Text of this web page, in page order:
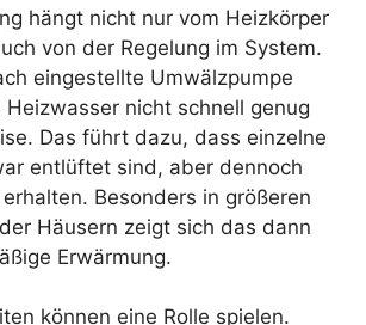
hängt nicht nur vom Heizkörper
von der Regelung im System.
eingestellte Umwälzpumpe
nicht schnell genug
Das führt dazu, dass einzelne
entlüftet sind, aber dennoch
Besonders in größeren
Häusern zeigt sich das dann
Erwärmung.
können eine Rolle spielen.